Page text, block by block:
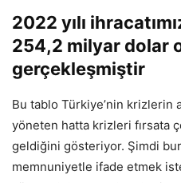
2022 yılı
254,2 milyar dolar
gerçekleşmiştir
Bu tablo Türkiye’nin krizlerin
yöneten hatta krizleri fırsata
geldiğini gösteriyor. Şimdi
memnuniyetle ifade etmek